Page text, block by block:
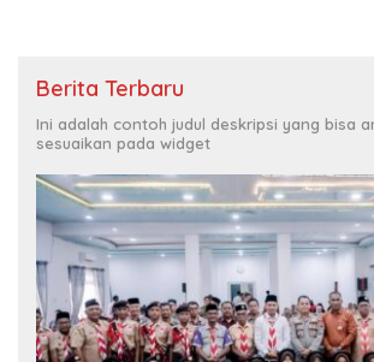
Berita Terbaru
Ini adalah contoh judul deskripsi yang bisa
sesuaikan pada widget